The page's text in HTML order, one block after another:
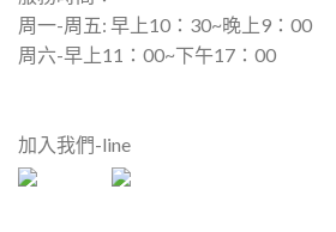
周一-周五: 早上10：30~晚上9：00
周六-早上11：00~下午17：00
加入我們-line